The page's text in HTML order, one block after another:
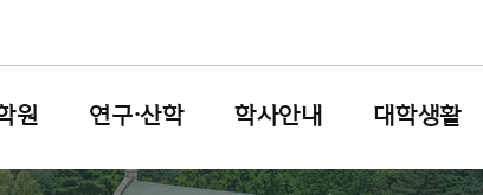
원 연구·산학 학사안내 대학생활